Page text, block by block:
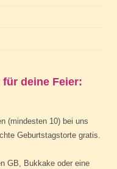
deine Feier:
(mindesten 10) bei uns
Geburtstagstorte gratis.
GB, Bukkake oder eine